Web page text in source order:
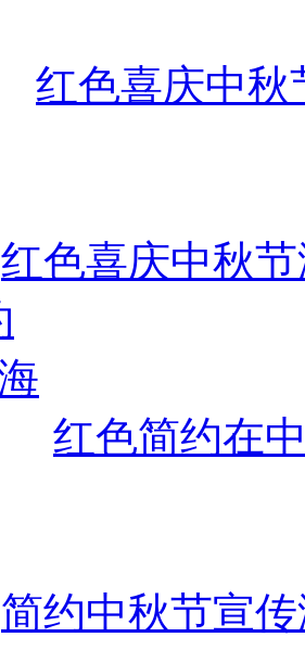
红色喜庆中秋
红色喜庆中秋
红色简约在
简约中秋节宣